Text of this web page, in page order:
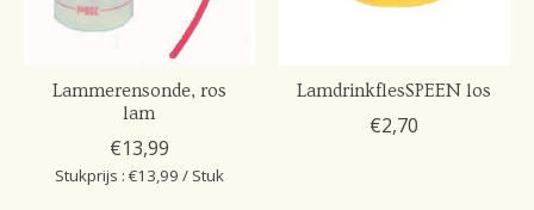
Lammerensonde, ros
lam
€13,99
Stukprijs : €13,99 / Stuk
LamdrinkflesSPEEN los
€2,70